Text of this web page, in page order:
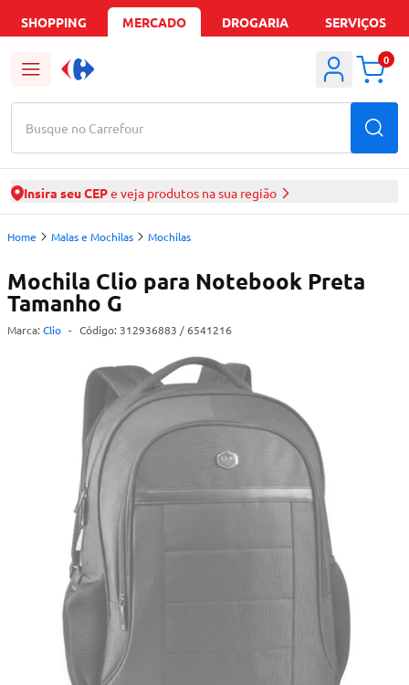
SHOPPING MERCADO DROGARIA SERVIÇOS
Busque no Carrefour
0
Insira seu CEPe veja produtos na sua região
Home Malas e Mochilas Mochilas
Mochila Clio para Notebook Preta
Tamanho G
Marca: Clio - Código: 312936883 / 6541216